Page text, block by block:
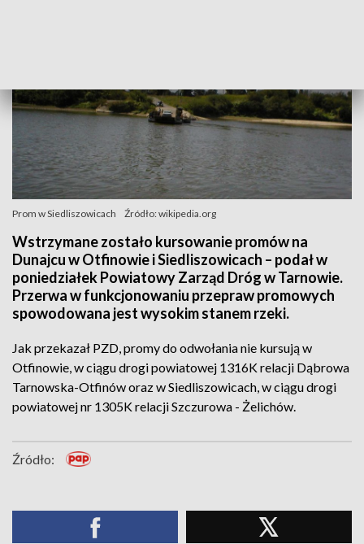
Prom w Siedliszowicach Źródło: wikipedia.org
Wstrzymane zostało kursowanie promów na
Dunajcu w Otfinowie i Siedliszowicach – podał w
poniedziałek Powiatowy Zarząd Dróg w Tarnowie.
Przerwa w funkcjonowaniu przepraw promowych
spowodowana jest wysokim stanem rzeki.
Jak przekazał PZD, promy do odwołania nie kursują w
Otfinowie, w ciągu drogi powiatowej 1316K relacji Dąbrowa
Tarnowska-Otfinów oraz w Siedliszowicach, w ciągu drogi
powiatowej nr 1305K relacji Szczurowa - Żelichów.
Źródło: